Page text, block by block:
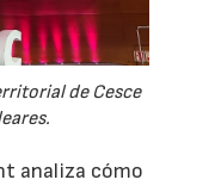
de Cesce
analiza cómo